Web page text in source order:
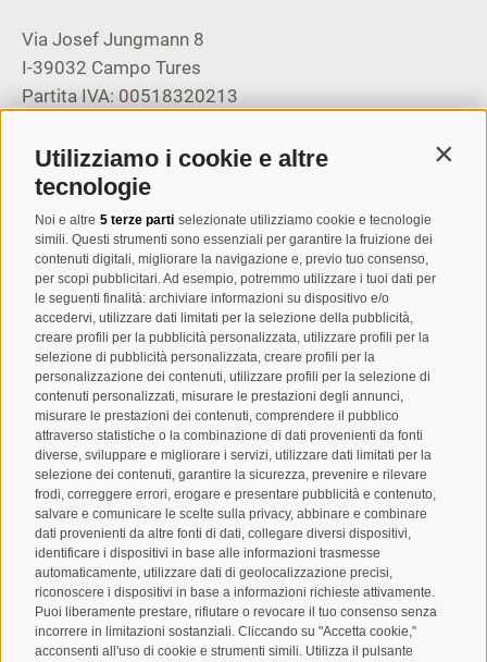
Utilizziamo i cookie e altre
tecnologie
Noi e altre 5 terze parti selezionate utilizziamo cookie e tecnologie
simili. Questi strumenti sono essenziali per garantire la fruizione dei
contenuti digitali, migliorare la navigazione e, previo tuo consenso,
per scopi pubblicitari. Ad esempio, potremmo utilizzare i tuoi dati per
le seguenti finalità: archiviare informazioni su dispositivo e/o
accedervi, utilizzare dati limitati per la selezione della pubblicità,
creare profili per la pubblicità personalizzata, utilizzare profili per la
selezione di pubblicità personalizzata, creare profili per la
personalizzazione dei contenuti, utilizzare profili per la selezione di
contenuti personalizzati, misurare le prestazioni degli annunci,
misurare le prestazioni dei contenuti, comprendere il pubblico
attraverso statistiche o la combinazione di dati provenienti da fonti
diverse, sviluppare e migliorare i servizi, utilizzare dati limitati per la
selezione dei contenuti, garantire la sicurezza, prevenire e rilevare
frodi, correggere errori, erogare e presentare pubblicità e contenuto,
salvare e comunicare le scelte sulla privacy, abbinare e combinare
dati provenienti da altre fonti di dati, collegare diversi dispositivi,
identificare i dispositivi in base alle informazioni trasmesse
automaticamente, utilizzare dati di geolocalizzazione precisi,
riconoscere i dispositivi in base a informazioni richieste attivamente.
Puoi liberamente prestare, rifiutare o revocare il tuo consenso senza
incorrere in limitazioni sostanziali. Cliccando su "Accetta cookie,"
acconsenti all'uso di cookie e strumenti simili. Utilizza il pulsante
Via Josef Jungmann 8
I-39032 Campo Tures
Partita IVA: 00518320213
T+39 0474 678076
info@taufers.com
Registrazione Newsletter
Letto e compreso laprivacy policy, autorizzo il Titolare al
trattamento dei dati personali
ABBONARSI